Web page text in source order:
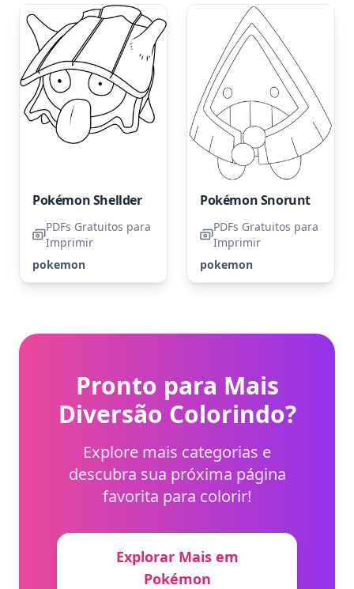
Pokémon Shellder
PDFs Gratuitos para
Imprimir
pokemon
Pokémon Snorunt
PDFs Gratuitos para
Imprimir
pokemon
Pronto para Mais
Diversão Colorindo?
Explore mais categorias e
descubra sua próxima página
favorita para colorir!
Explorar Mais em
Pokémon